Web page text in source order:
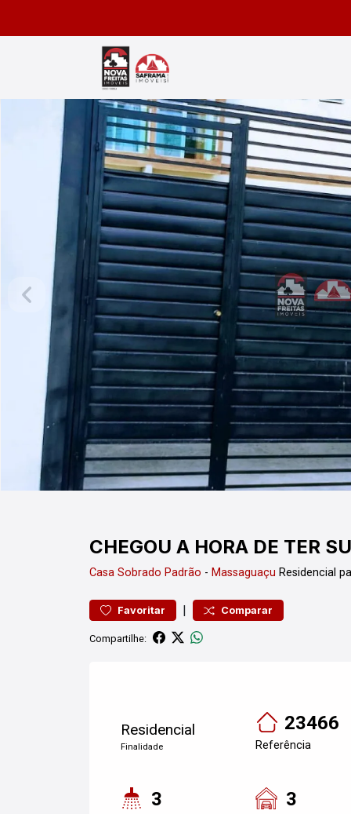
CHEGOU A HORA DE TER
Casa Sobrado Padrão - Massaguaçu Residencial
Favoritar | Comparar
Compartilhe:
Residencial
Finalidade
23466
Referência
3 3